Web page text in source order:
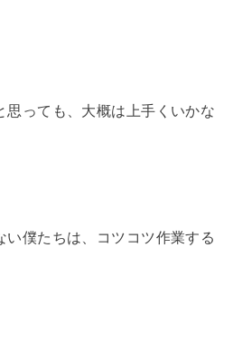
思っても、大概は上手くいかな
い僕たちは、コツコツ作業する